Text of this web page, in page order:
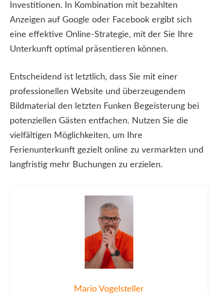
Investitionen. In Kombination mit bezahlten
Anzeigen auf Google oder Facebook ergibt sich
eine effektive Online-Strategie, mit der Sie Ihre
Unterkunft optimal präsentieren können.
Entscheidend ist letztlich, dass Sie mit einer
professionellen Website und überzeugendem
Bildmaterial den letzten Funken Begeisterung bei
potenziellen Gästen entfachen. Nutzen Sie die
vielfältigen Möglichkeiten, um Ihre
Ferienunterkunft gezielt online zu vermarkten und
langfristig mehr Buchungen zu erzielen.
Mario Vogelsteller